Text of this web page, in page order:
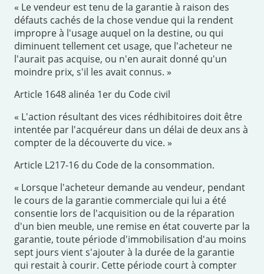
« Le vendeur est tenu de la garantie à raison des
défauts cachés de la chose vendue qui la rendent
impropre à l'usage auquel on la destine, ou qui
diminuent tellement cet usage, que l'acheteur ne
l'aurait pas acquise, ou n'en aurait donné qu'un
moindre prix, s'il les avait connus. »
Article 1648 alinéa 1er du Code civil
« L'action résultant des vices rédhibitoires doit être
intentée par l'acquéreur dans un délai de deux ans à
compter de la découverte du vice. »
Article L217-16 du Code de la consommation.
« Lorsque l'acheteur demande au vendeur, pendant
le cours de la garantie commerciale qui lui a été
consentie lors de l'acquisition ou de la réparation
d'un bien meuble, une remise en état couverte par la
garantie, toute période d'immobilisation d'au moins
sept jours vient s'ajouter à la durée de la garantie
qui restait à courir. Cette période court à compter